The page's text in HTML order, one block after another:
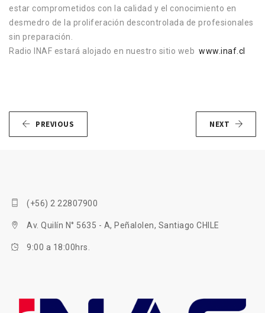
estar comprometidos con la calidad y el conocimiento en
desmedro de la proliferación descontrolada de profesionales
sin preparación.
Radio INAF estará alojado en nuestro sitio web www.inaf.cl
PREVIOUS NEXT
(+56) 2 22807900
Av. Quilín N° 5635 - A, Peñalolen, Santiago CHILE
9:00 a 18:00hrs.